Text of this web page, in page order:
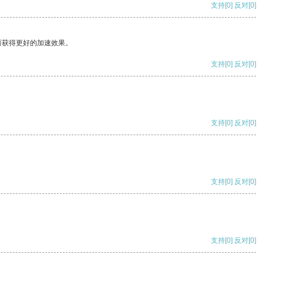
支持[0] 反对[0]
得更好的加速效果。
支持[0] 反对[0]
支持[0] 反对[0]
支持[0] 反对[0]
支持[0] 反对[0]